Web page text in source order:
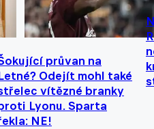
průvan na
Odejít mohl také
vítězné branky
Lyonu. Sparta
NE!